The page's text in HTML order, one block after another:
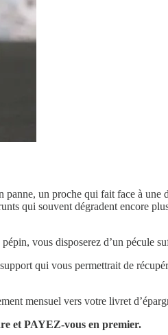
un proche qui fait face à une
qui souvent dégradent encore
vous disposerez d’un pécule
qui vous permettrait de
mensuel vers votre livret
et PAYEZ-vous en premier.